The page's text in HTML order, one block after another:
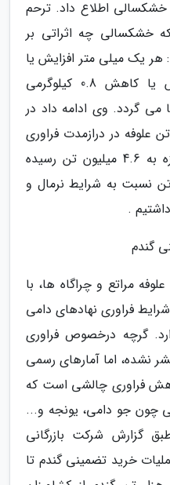
خشکسالی اطلاع داد. ترحم
خشکسالی چه اثراتی بر
یک میلی متر افزایش یا
کاهش بارندگی باعث افزایش یا کاهش 0.8 کیلوگرمی
می گردد. وی ادامه داد در
10.7 میلیون تن علوفه در درازمدت فراوری
گردد، ولی در امسال این اندازه به 4.6 میلیون تن رسیده
4.3 میلیون تن نسبت به شرایط نرمال و
.
مراتع و چراگاه ها، با
فراوری نهادهای دامی
گرچه درخصوص فراوری
نشده، اما آمارهای رسمی
فراوری چالشی است که
چون جو دامی، یونجه و...
گزارش شرکت بازرگانی
خرید تضمینی گندم تا